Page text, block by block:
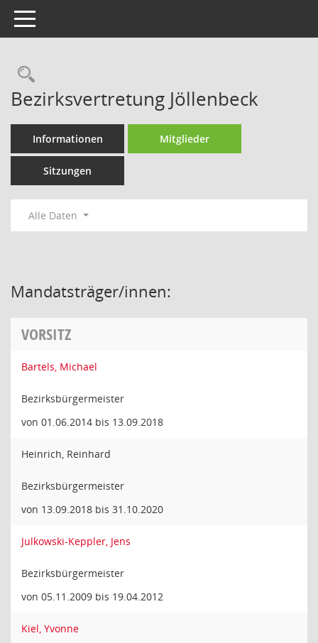
Toggle navigation
Rechercheauswahl
Bezirksvertretung Jöllenbeck
Informationen Mitglieder
Sitzungen
Alle Daten
Mandatsträger/innen:
VORSITZ
Bartels, Michael
Bezirksbürgermeister
von 01.06.2014 bis 13.09.2018
Heinrich, Reinhard
Bezirksbürgermeister
von 13.09.2018 bis 31.10.2020
Julkowski-Keppler, Jens
Bezirksbürgermeister
von 05.11.2009 bis 19.04.2012
Kiel, Yvonne